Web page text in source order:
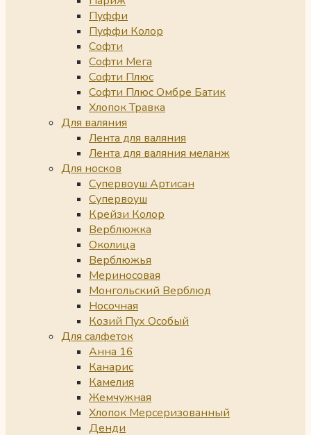
Пуффи
Пуффи Колор
Софти
Софти Мега
Софти Плюс
Софти Плюс Омбре Батик
Хлопок Травка
Для валяния
Лента для валяния
Лента для валяния меланж
Для носков
Супервоуш Артисан
Супервоуш
Крейзи Колор
Верблюжка
Околица
Верблюжья
Мериносовая
Монгольский Верблюд
Носочная
Козий Пух Особый
Для салфеток
Анна 16
Канарис
Камелия
Жемчужная
Хлопок Мерсеризованный
Денди